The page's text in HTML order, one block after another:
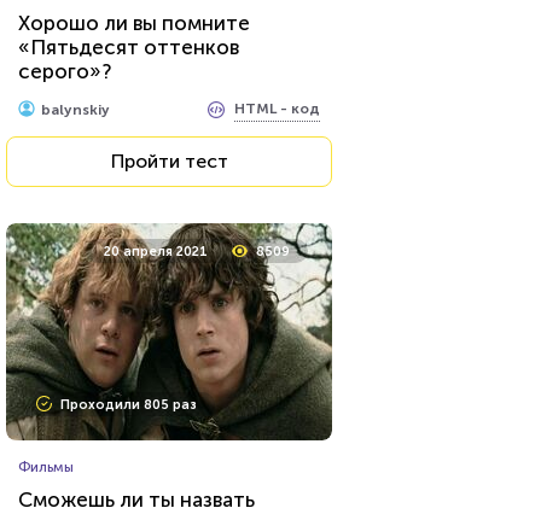
Хорошо ли вы помните
«Пятьдесят оттенков
серого»?
balynskiy HTML - код
Пройти тест
20 апреля 2021 8509
Проходили 805 раз
Фильмы
Сможешь ли ты назвать